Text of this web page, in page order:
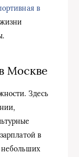
в
Москве
Здесь
в